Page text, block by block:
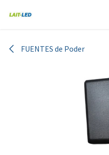
FUENTES de Poder